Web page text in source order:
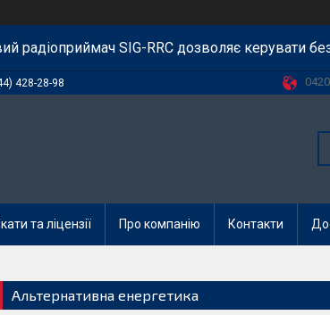
радіоприймач SIG-RRC дозволяє керувати
428-28-98
та ліцензії Про компанію Контакти
Альтернативна енергетика